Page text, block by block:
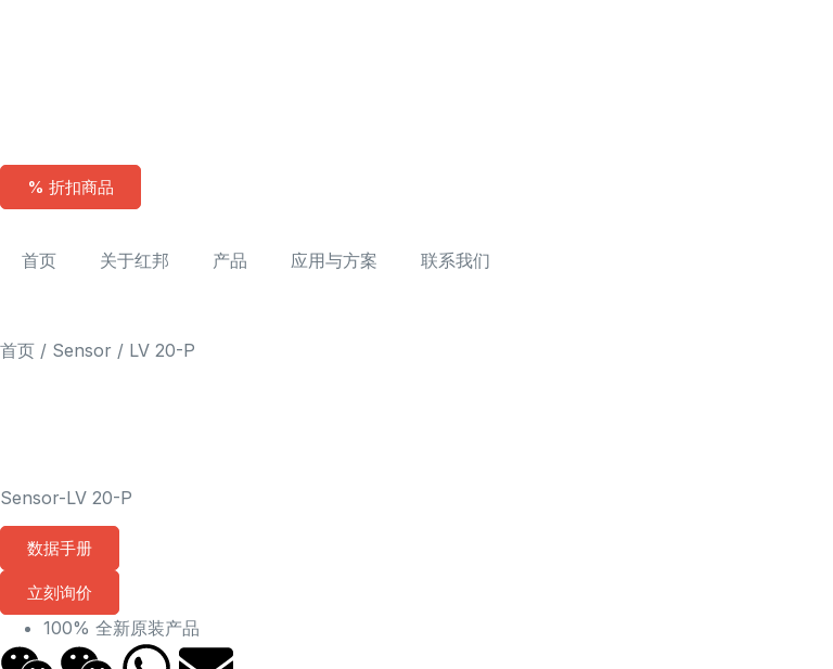
% 折扣商品
首页 关于红邦 产品 应用与方案 联系我们
首页 / Sensor / LV 20-P
Sensor-LV 20-P
数据手册
立刻询价
100% 全新原装产品